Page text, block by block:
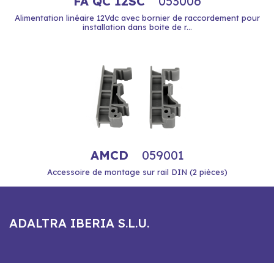
Alimentation linéaire 12Vdc avec bornier de raccordement pour
installation dans boite de r...
AMCD 059001
Accessoire de montage sur rail DIN (2 pièces)
ADALTRA IBERIA S.L.U.